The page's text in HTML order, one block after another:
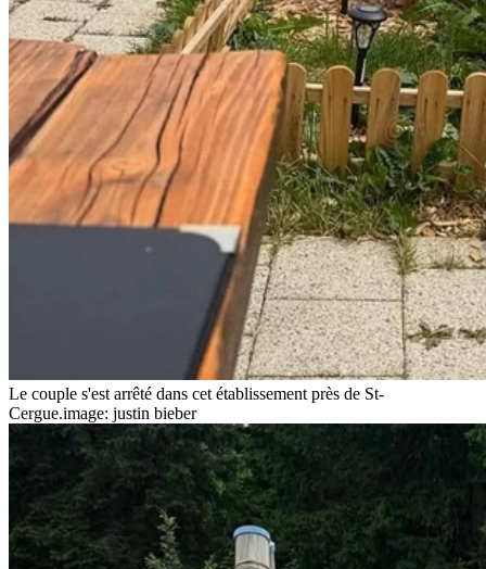
Le couple s'est arrêté dans cet établissement près de St-
Cergue.image: justin bieber